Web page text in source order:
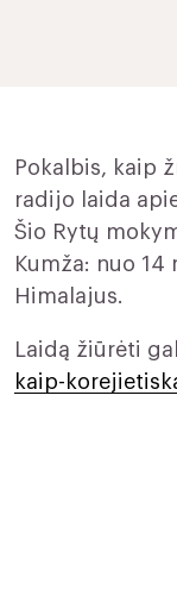
Pokalbis, kaip
radijo laida
Šio Rytų
Kumža: nuo
Himalajus.
Laidą žiūrėti
kaip-